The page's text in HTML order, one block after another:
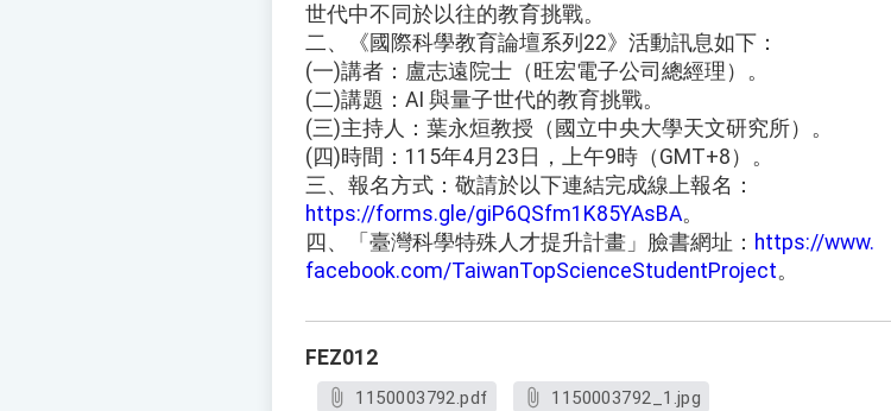
世代中不同於以往的教育挑戰。
二、《國際科學教育論壇系列22》活動訊息如下：
(一)講者：盧志遠院士（旺宏電子公司總經理）。
(二)講題：AI 與量子世代的教育挑戰。
(三)主持人：葉永烜教授（國立中央大學天文研究所）。
(四)時間：115年4月23日，上午9時（GMT+8）。
三、報名方式：敬請於以下連結完成線上報名：
https://forms.gle/giP6QSfm1K85YAsBA。
四、「臺灣科學特殊人才提升計畫」臉書網址： https://www.
facebook.com/TaiwanTopScienceStudentProject。
FEZ012
1150003792.pdf 1150003792_1.jpg